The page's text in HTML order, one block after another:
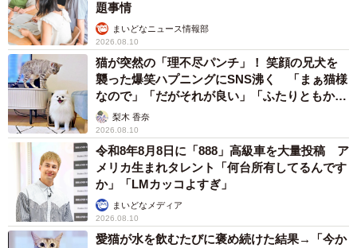
題事情
まいどなニュース情報部
2026.08.10
猫が突然の「理不尽パンチ」！ 笑顔の兄犬を
襲った爆笑ハプニングにSNS沸く 「まぁ猫様
なので」「だがそれが良い」「ふたりともかわ
いいね」
梨木 香奈
2026.08.10
令和8年8月8日に「888」高級車を大量投稿 ア
メリカ生まれタレント「何台所有してるんです
か」「LMカッコよすぎ」
まいどなメディア
2026.08.10
愛猫が水を飲むたびに褒め続けた結果→「今か